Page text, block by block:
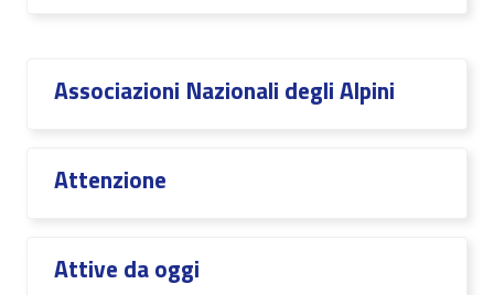
Associazioni Nazionali degli Alpini
Attenzione
Attive da oggi